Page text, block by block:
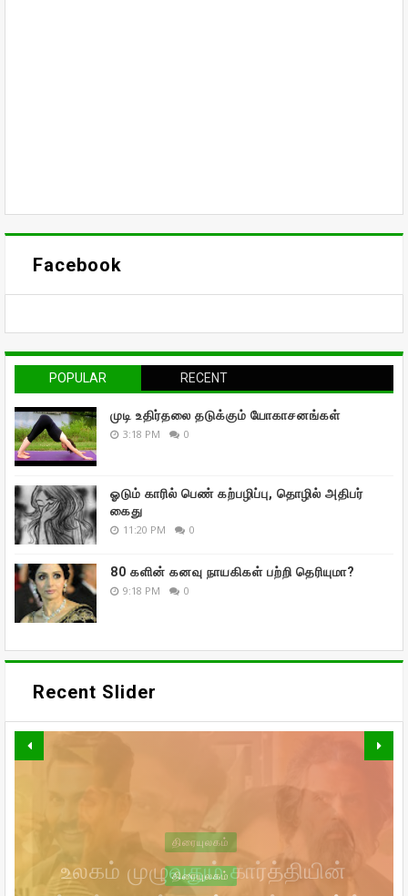
Facebook
POPULAR RECENT
முடி உதிர்தலை தடுக்கும் யோகாசனங்கள்
3:18 PM 0
ஓடும் காரில் பெண் கற்பழிப்பு, தொழில் அதிபர்
கைது
11:20 PM 0
80 களின் கனவு நாயகிகள் பற்றி தெரியுமா?
9:18 PM 0
Recent Slider
வாரிசு திரைப்படத்தையும்
வெளியிடுகிறாரா உதயநிதி ஸ்டாலின்!
உலகம் முழுவதும் கார்த்தியின்
திரையுலகம்
கணவர் இறந்த பின்னர்